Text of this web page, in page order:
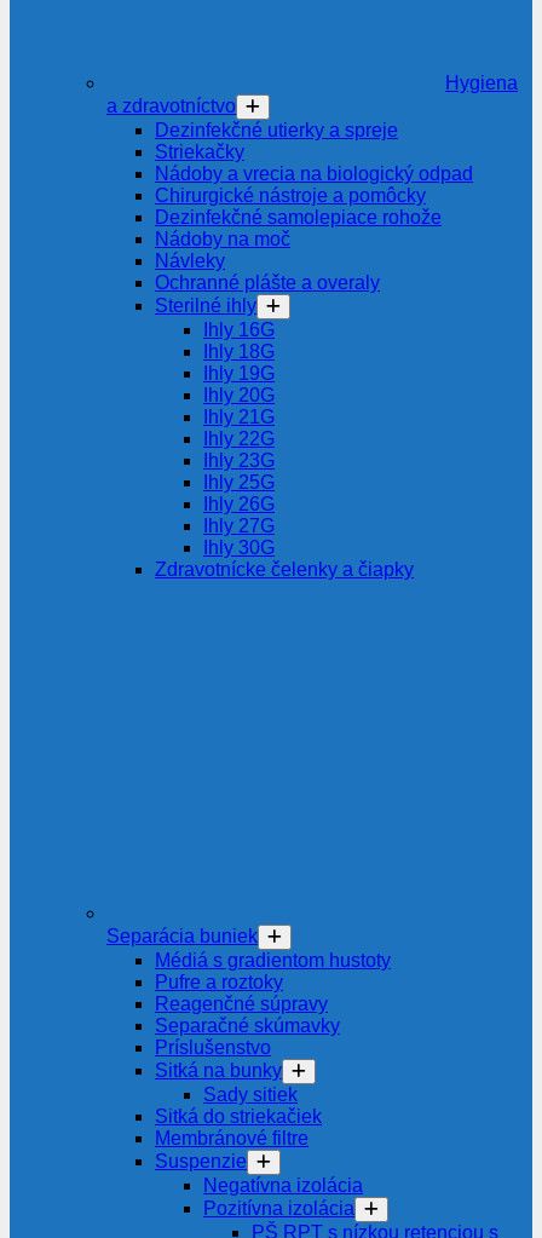
Hygiena
a zdravotníctvo
Dezinfekčné utierky a spreje
Striekačky
Nádoby a vrecia na biologický odpad
Chirurgické nástroje a pomôcky
Dezinfekčné samolepiace rohože
Nádoby na moč
Návleky
Ochranné plášte a overaly
Sterilné ihly
Ihly 16G
Ihly 18G
Ihly 19G
Ihly 20G
Ihly 21G
Ihly 22G
Ihly 23G
Ihly 25G
Ihly 26G
Ihly 27G
Ihly 30G
Zdravotnícke čelenky a čiapky
Separácia buniek
Médiá s gradientom hustoty
Pufre a roztoky
Reagenčné súpravy
Separačné skúmavky
Príslušenstvo
Sitká na bunky
Sady sitiek
Sitká do striekačiek
Membránové filtre
Suspenzie
Negatívna izolácia
Pozitívna izolácia
PŠ RPT s nízkou retenciou s